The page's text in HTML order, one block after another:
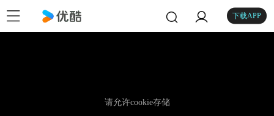
下载APP
请允许cookie存储